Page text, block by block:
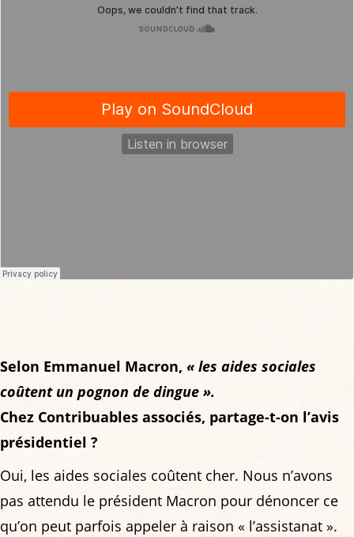
Selon Emmanuel Macron, « les aides sociales
coûtent un pognon de dingue ».
Chez Contribuables associés, partage-t-on l’avis
présidentiel ?
Oui, les aides sociales coûtent cher. Nous n’avons
pas attendu le président Macron pour dénoncer ce
qu’on peut parfois appeler à raison « l’assistanat ».